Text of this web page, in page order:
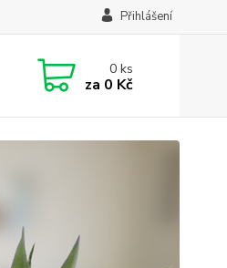
Přihlášení
0ks
za 0 Kč